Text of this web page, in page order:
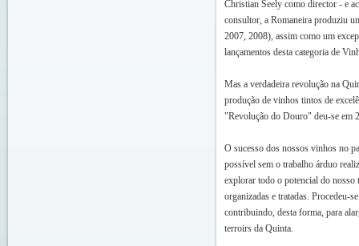
Christian Seely como director - e
consultor, a Romaneira produziu
2007, 2008), assim como um
lançamentos desta categoria de
Mas a verdadeira revolução na
produção de vinhos tintos de
"Revolução do Douro" deu-se em
O sucesso dos nossos vinhos no
possível sem o trabalho árduo
explorar todo o potencial do nosso
organizadas e tratadas. Procedeu-
contribuindo, desta forma, para
terroirs da Quinta.